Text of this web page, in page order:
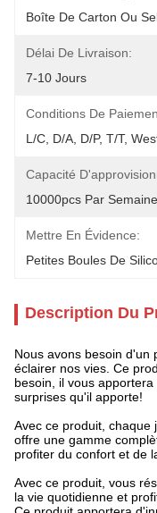
Boîte De Carton Ou
Délai De Livraison:
7-10 Jours
Conditions De
L/C, D/A, D/P, T/T,
Capacité
10000pcs Par Semaine
Mettre En Évidence:
Petites Boules De
Description Du
Nous avons besoin d'un
éclairer nos vies. Ce
besoin, il vous
surprises qu'il apporte!
Avec ce produit, chaque
offre une gamme
profiter du confort et de
Avec ce produit, vous
la vie quotidienne et